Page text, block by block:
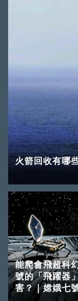
火箭回收有哪
能爬會飛超科
號的「飛躍器
害？｜嫦娥七